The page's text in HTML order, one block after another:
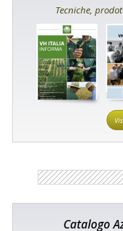
Tecniche,
Catalogo